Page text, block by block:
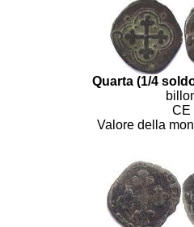
Quarta (1/4
CE
Valore della